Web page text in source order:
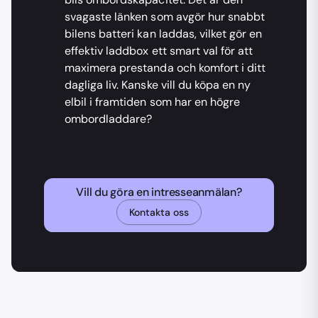
svagaste länken som avgör hur snabbt
bilens batteri kan laddas, vilket gör en
effektiv laddbox ett smart val för att
maximera prestanda och komfort i ditt
dagliga liv. Kanske vill du köpa en ny
elbil i framtiden som har en högre
ombordladdare?
Vill du göra en intresseanmälan?
Kontakta oss